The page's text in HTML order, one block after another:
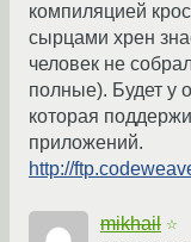
компиляцией
сырцами хрен
человек не
полные). Будет у
которая
приложений.
http://
mikhail ☆